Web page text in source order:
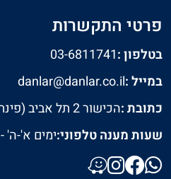
פרטי התקשרות
בטלפון :03-6811741
במייל :danlar@danlar.co.il
כתובת :הכישור 2 תל אביב (פינת שלבים 16)
שעות מענה טלפוני:ימים א'-ה' - 10:00-15:00